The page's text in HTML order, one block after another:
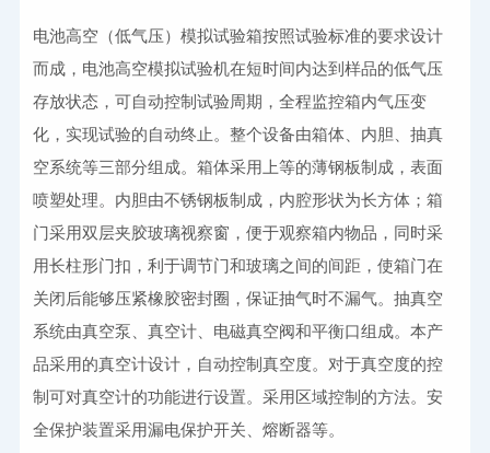
电池高空（低气压）模拟试验箱按照试验标准的要求设计
而成，电池高空模拟试验机在短时间内达到样品的低气压
存放状态，可自动控制试验周期，全程监控箱内气压变
化，实现试验的自动终止。整个设备由箱体、内胆、抽真
空系统等三部分组成。箱体采用上等的薄钢板制成，表面
喷塑处理。内胆由不锈钢板制成，内腔形状为长方体；箱
门采用双层夹胶玻璃视察窗，便于观察箱内物品，同时采
用长柱形门扣，利于调节门和玻璃之间的间距，使箱门在
关闭后能够压紧橡胶密封圈，保证抽气时不漏气。抽真空
系统由真空泵、真空计、电磁真空阀和平衡口组成。本产
品采用的真空计设计，自动控制真空度。对于真空度的控
制可对真空计的功能进行设置。采用区域控制的方法。安